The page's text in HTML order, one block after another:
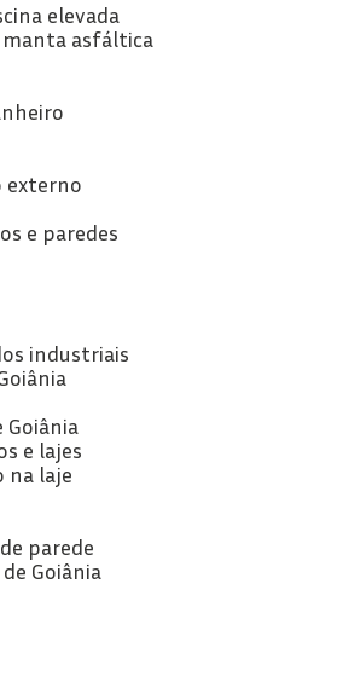
elevada
manta asfáltica
externo
e paredes
industriais
Goiânia
e lajes
na laje
parede
Goiânia